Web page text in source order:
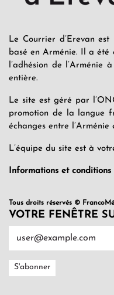
Le Courrier d’Erevan
basé en Arménie. Il a été
l’adhésion de
entière.
Le site est géré par
promotion de la langue
échanges entre
L’équipe du site est à
Informations et conditions
Tous droits réservés ©
VOTRE FENÊTRE